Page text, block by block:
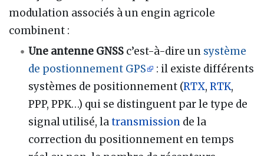
modulation associés à un engin agricole
combinent :
Une antenne GNSS c’est-à-dire un système
de postionnement GPS
: il existe différents
systèmes de positionnement (RTX,RTK,
PPP, PPK…) qui se distinguent par le type de
signal utilisé, latransmission de la
correction du positionnement en temps